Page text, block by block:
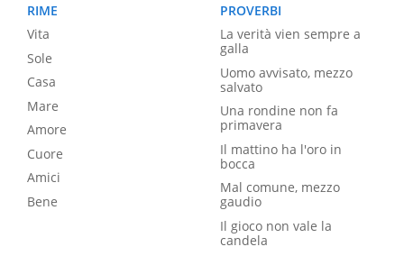
RIME
Vita
Sole
Casa
Mare
Amore
Cuore
Amici
Bene
PROVERBI
La verità vien sempre a
galla
Uomo avvisato, mezzo
salvato
Una rondine non fa
primavera
Il mattino ha l'oro in
bocca
Mal comune, mezzo
gaudio
Il gioco non vale la
candela